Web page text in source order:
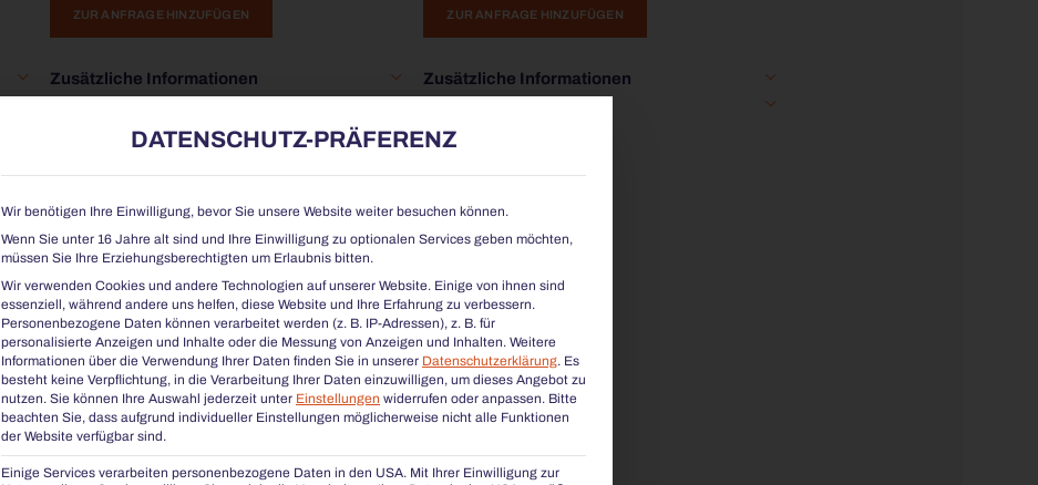
ZUR ANFRAGE HINZUFÜGEN
Zusätzliche Informationen
ZUR ANFRAGE HINZUFÜGEN
Zusätzliche Informationen
DATENSCHUTZ-PRÄFERENZ
Wir benötigen Ihre Einwilligung, bevor Sie unsere Website weiter besuchen können.
Wenn Sie unter 16 Jahre alt sind und Ihre Einwilligung zu optionalen Services geben möchten,
müssen Sie Ihre Erziehungsberechtigten um Erlaubnis bitten.
Wir verwenden Cookies und andere Technologien auf unserer Website. Einige von ihnen sind
essenziell, während andere uns helfen, diese Website und Ihre Erfahrung zu verbessern.
Personenbezogene Daten können verarbeitet werden (z. B. IP-Adressen), z. B. für
personalisierte Anzeigen und Inhalte oder die Messung von Anzeigen und Inhalten. Weitere
Informationen über die Verwendung Ihrer Daten finden Sie in unserer Datenschutzerklärung. Es
besteht keine Verpflichtung, in die Verarbeitung Ihrer Daten einzuwilligen, um dieses Angebot zu
nutzen. Sie können Ihre Auswahl jederzeit unter Einstellungen widerrufen oder anpassen. Bitte
beachten Sie, dass aufgrund individueller Einstellungen möglicherweise nicht alle Funktionen
der Website verfügbar sind.
Einige Services verarbeiten personenbezogene Daten in den USA. Mit Ihrer Einwilligung zur